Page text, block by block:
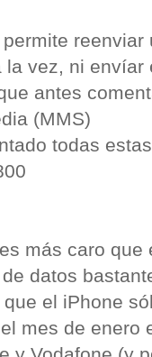
reenviar
vez, ni envíar
antes
(MMS)
todas estas
caro que
datos
el iPhone
mes de enero